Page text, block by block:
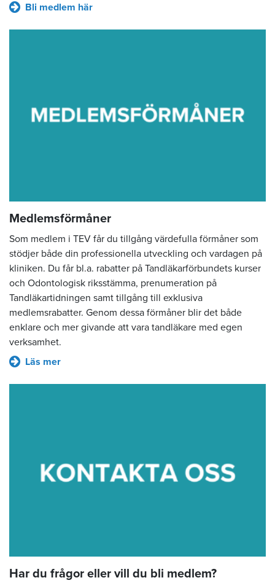
Bli medlem här
Medlemsförmåner
Som medlem i TEV får du tillgång värdefulla förmåner som
stödjer både din professionella utveckling och vardagen på
kliniken. Du får bl.a. rabatter på Tandläkarförbundets kurser
och Odontologisk riksstämma, prenumeration på
Tandläkartidningen samt tillgång till exklusiva
medlemsrabatter. Genom dessa förmåner blir det både
enklare och mer givande att vara tandläkare med egen
verksamhet.
Läs mer
Har du frågor eller vill du bli medlem?